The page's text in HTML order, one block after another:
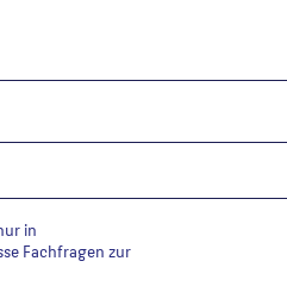
in
Fachfragen zur